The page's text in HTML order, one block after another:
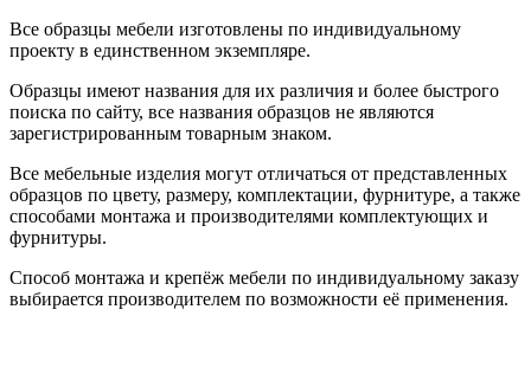
Все образцы мебели изготовлены по индивидуальному
проекту в единственном экземпляре.
Образцы имеют названия для их различия и более быстрого
поиска по сайту, все названия образцов не являются
зарегистрированным товарным знаком.
Все мебельные изделия могут отличаться от представленных
образцов по цвету, размеру, комплектации, фурнитуре, а также
способами монтажа и производителями комплектующих и
фурнитуры.
Способ монтажа и крепёж мебели по индивидуальному заказу
выбирается производителем по возможности её применения.